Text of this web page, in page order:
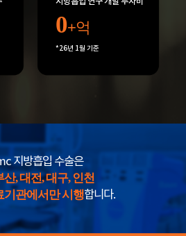
0+억
*26년 1월 기준
지방흡입 수술은
산, 대전, 대구, 인천
기관에서만 시행합니다.